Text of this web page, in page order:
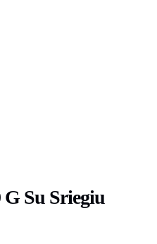
Su Sriegiu